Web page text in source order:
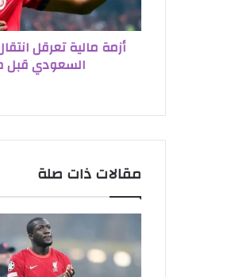
أزمة مالية تعرقل
السعودي قبل
مقالات ذات صلة